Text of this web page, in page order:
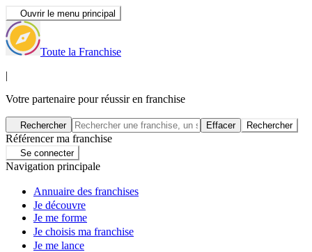
Ouvrir le menu principal
Toute la Franchise
|
Votre partenaire pour réussir en franchise
Rechercher Effacer Rechercher
Référencer ma franchise
Se connecter
Navigation principale
Annuaire des franchises
Je découvre
Je me forme
Je choisis ma franchise
Je me lance